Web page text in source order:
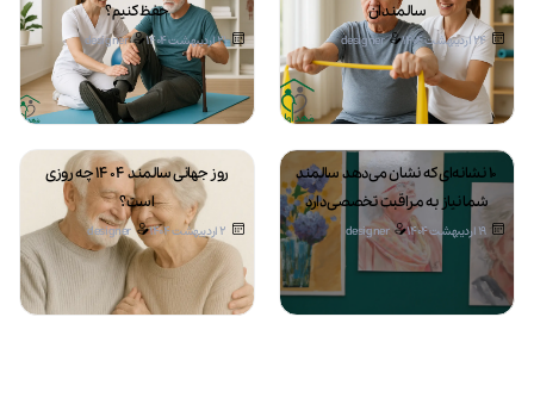
سالمندان
24 اردیبهشت 1404 designer
حفظ کنیم؟
21 اردیبهشت 1404 designer
۱۰ نشانه‌ای که نشان می‌دهد سالمند
شما نیاز به مراقبت تخصصی دارد
19 اردیبهشت 1404 designer
روز جهانی سالمند ۱۴۰۴ چه روزی
است؟
2 اردیبهشت 1404 designer